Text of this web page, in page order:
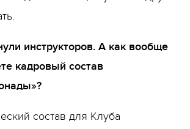
инструкторов. А как вообще
кадровый состав
состав для Клуба